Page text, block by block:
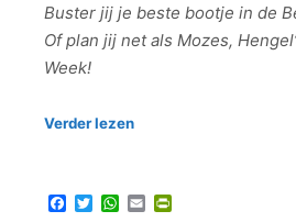
Buster jij je beste bootje in de
Of plan jij net als Mozes,
Week!
Verder lezen
Facebook
TwitterWhatsApp
Email